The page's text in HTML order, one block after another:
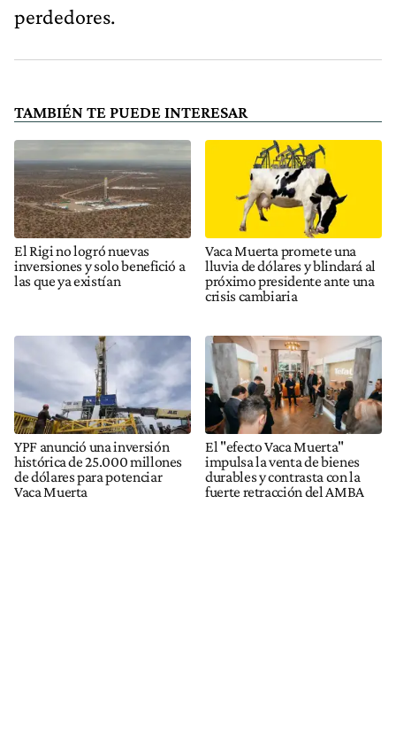
perdedores.
TAMBIÉN TE PUEDE INTERESAR
El Rigi no logró nuevas
inversiones y solo benefició a
las que ya existían
Vaca Muerta promete una
lluvia de dólares y blindará al
próximo presidente ante una
crisis cambiaria
YPF anunció una inversión
histórica de 25.000 millones
de dólares para potenciar
Vaca Muerta
El "efecto Vaca Muerta"
impulsa la venta de bienes
durables y contrasta con la
fuerte retracción del AMBA